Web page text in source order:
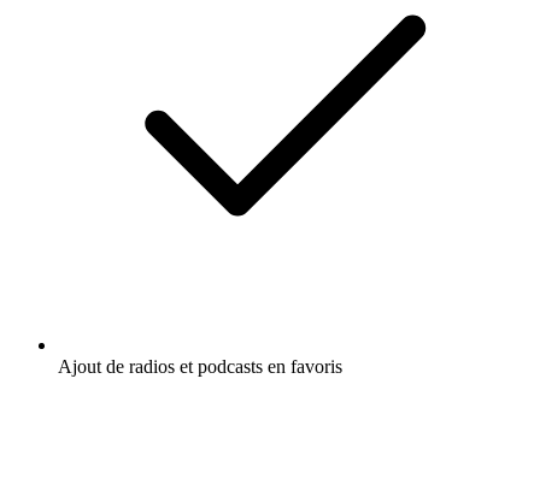
Ajout de radios et podcasts en favoris